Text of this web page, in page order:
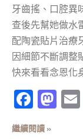
牙齒搖、口腔異
查後先幫她做水
配陶瓷貼片治療
因細節不斷調整
快來看看念恩化
繼續閱讀 »